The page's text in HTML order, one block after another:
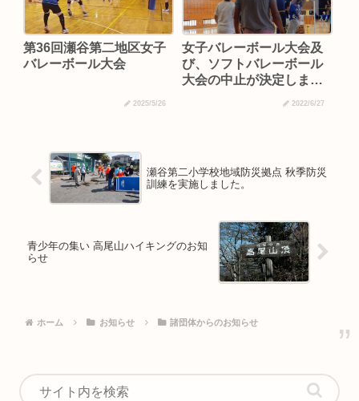
第36回瀬谷第二地区女子
バレーボール大会
2025/5/26
女子バレーボール大会及
び、ソフトバレーボール
大会の中止が決定しまし
2022/6/27
瀬谷第二小学校地域防災拠点 秋季防災
訓練を実施しました。
青少年の集い 高尾山ハイキングのお知
らせ
ホーム お知らせ 諸団体からのお知らせ